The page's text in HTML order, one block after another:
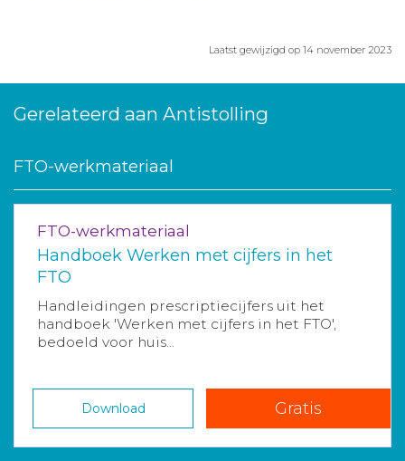
Laatst gewijzigd op 14 november 2023
Gerelateerd aan Antistolling
FTO-werkmateriaal
FTO-werkmateriaal
Handboek Werken met cijfers in het
FTO
Handleidingen prescriptiecijfers uit het
handboek 'Werken met cijfers in het FTO',
bedoeld voor huis...
Download Gratis